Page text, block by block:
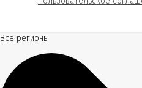
Все регионы